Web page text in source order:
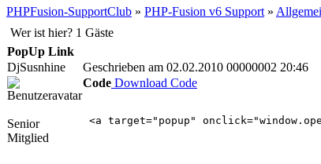
PHPFusion-SupportClub » PHP-Fusion v6 Support »
Wer ist hier? 1 Gäste
PopUp Link
DjSusnhine
Geschrieben am 02.02.2010 00000002 20:46
Senior
Mitglied
Code Download Code
<a target="popup"